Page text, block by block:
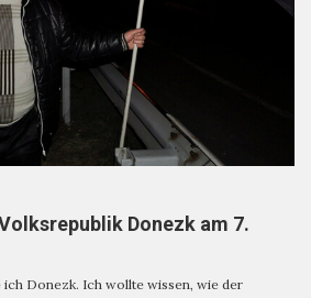
Donezk am 7.
ich Donezk. Ich wollte wissen, wie der